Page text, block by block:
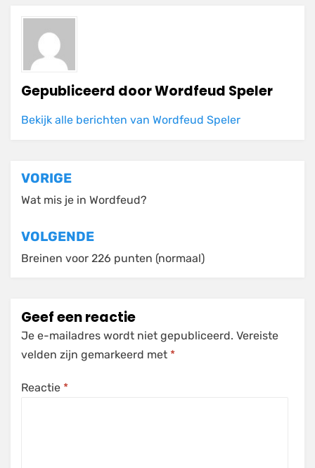
Gepubliceerd doorWordfeud Speler
Bekijk alle berichten van Wordfeud Speler
Bericht
navigatie
VORIGE
Wat mis je in Wordfeud?
VOLGENDE
Breinen voor 226 punten (normaal)
Geef een reactie
Je e-mailadres wordt niet gepubliceerd. Vereiste
velden zijn gemarkeerd met *
Reactie *